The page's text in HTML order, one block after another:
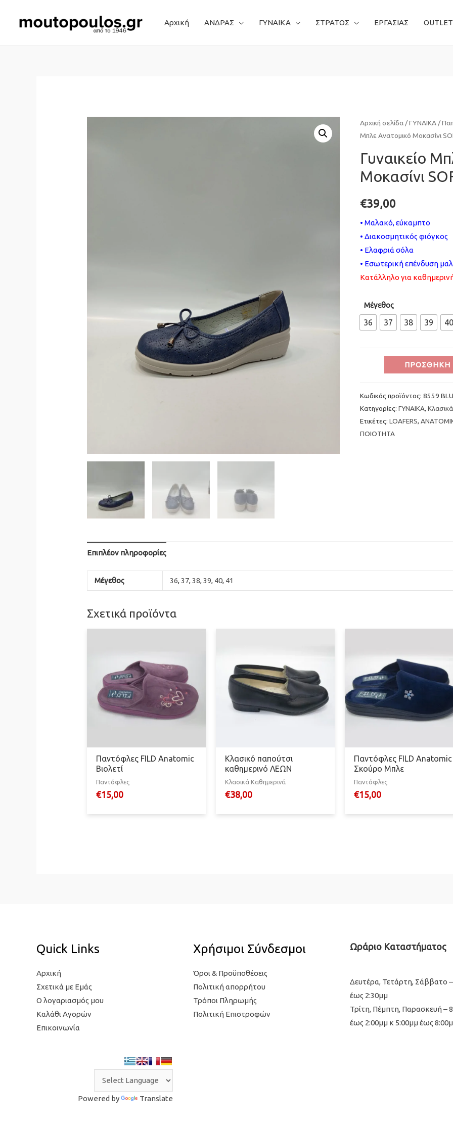
Αρχική ΑΝΔΡΑΣ ΓΥΝΑΙΚΑ ΣΤΡΑΤΟΣ ΕΡΓΑΣΙΑΣ OUTLET
Αρχική σελίδα /ΓΥΝΑΙΚΑ /
Mπλε Ανατομικό Μοκασίνι
Γυναικείο
Μοκασίνι
€39,00
• Μαλακό, εύκαμπτο
• Διακοσμητικός φιόγκος
• Eλαφριά σόλα
• Εσωτερική επένδυση
Κατάλληλο για
Μέγεθος
36 37 38 39 40
SOFT
SPACE
ΠΡΟΣΘΉΚΗ
Κωδικός προϊόντος: 8559 BLU
Κατηγορίες: ΓΥΝΑΙΚΑ,
Ετικέτες: LOAFERS,
ΠΟΙΟΤΗΤΑ
Επιπλέον πληροφορίες
Μέγεθος 36,37,38,39, 40, 41
Σχετικά προϊόντα
Παντόφλες FILD Anatomic
Βιολετί
Παντόφλες
€15,00
Κλασικό παπούτσι
καθημερινό ΛΕΩΝ
Κλασικά Καθημερινά
€38,00
Παντόφλες FILD Anatomic
Σκούρο Μπλε
Παντόφλες
€15,00
Quick Links
Αρχική
Σχετικά με Εμάς
Ο λογαριασμός μου
Καλάθι Αγορών
Επικοινωνία
Powered by Translate
Χρήσιμοι Σύνδεσμοι
Όροι & Προϋποθέσεις
Πολιτική απορρήτου
Τρόποι Πληρωμής
Πολιτική Επιστροφών
Ωράριο Καταστήματος
Δευτέρα, Τετάρτη, Σάββατο
έως 2:30μμ
Τρίτη, Πέμπτη, Παρασκευή –
έως 2:00μμ κ 5:00μμ έως